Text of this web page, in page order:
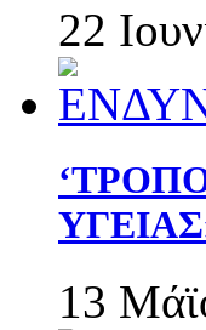
22
13